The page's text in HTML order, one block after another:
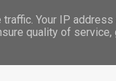
Your IP address
quality of service,